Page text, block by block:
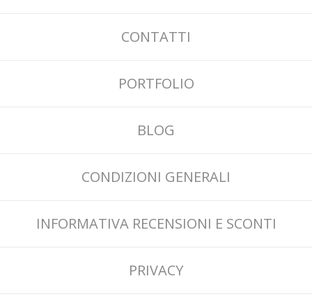
CONTATTI
PORTFOLIO
BLOG
CONDIZIONI GENERALI
INFORMATIVA RECENSIONI E SCONTI
PRIVACY